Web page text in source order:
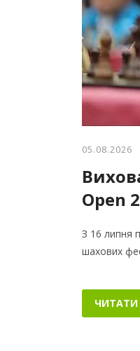
Open
З 16 липня
шахових
ЧИТАТИ